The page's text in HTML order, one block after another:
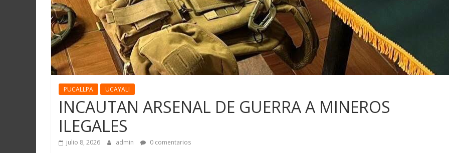
PUCALLPA UCAYALI
INCAUTAN ARSENAL DE GUERRA A MINEROS
ILEGALES
julio 8, 2026 admin 0 comentarios